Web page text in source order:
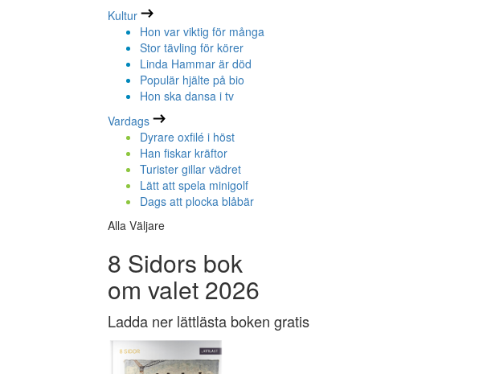
Kultur
Hon var viktig för många
Stor tävling för körer
Linda Hammar är död
Populär hjälte på bio
Hon ska dansa i tv
Vardags
Dyrare oxfilé i höst
Han fiskar kräftor
Turister gillar vädret
Lätt att spela minigolf
Dags att plocka blåbär
Alla Väljare
8 Sidors bok
om valet 2026
Ladda ner lättlästa boken gratis